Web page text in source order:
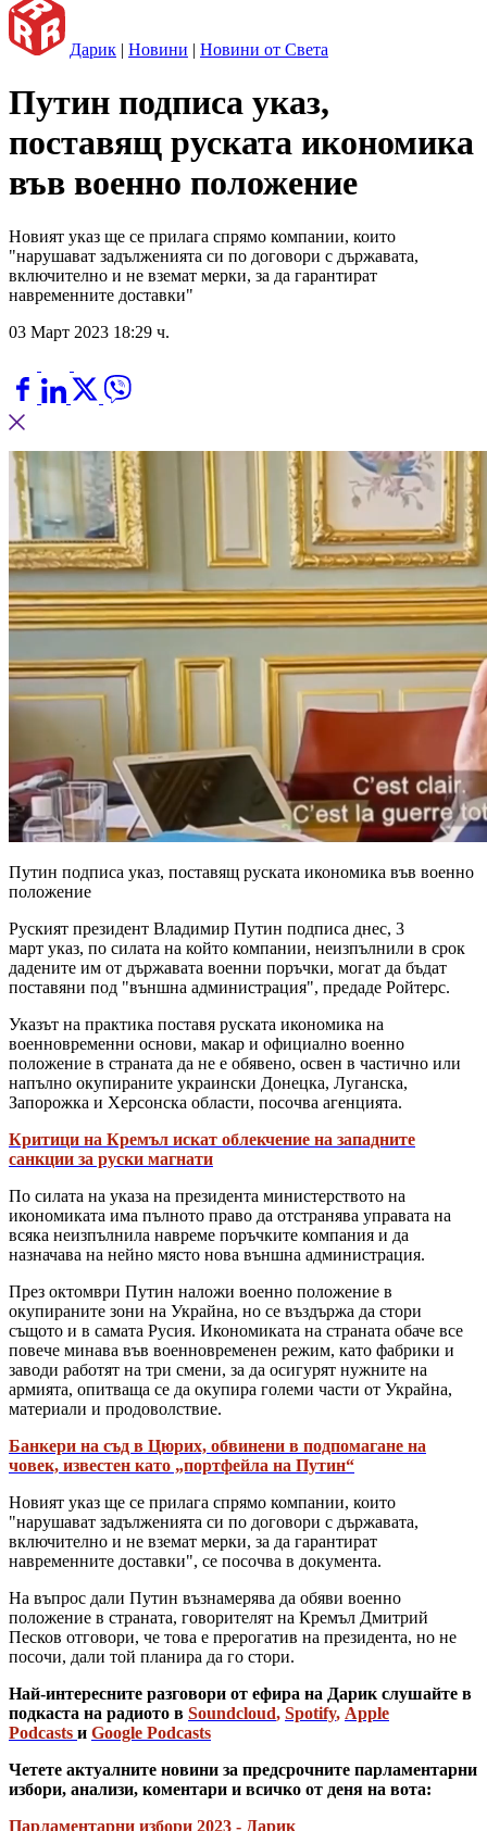
Дарик | Новини | Новини от Света
Путин подписа указ,
поставящ руската икономика
във военно положение
Новият указ ще се прилага спрямо компании, които
"нарушават задълженията си по договори с държавата,
включително и не вземат мерки, за да гарантират
навременните доставки"
03 Март 2023 18:29 ч.
Путин подписа указ, поставящ руската икономика във военно
положение
Руският президент Владимир Путин подписа днес, 3
март указ, по силата на който компании, неизпълнили в срок
дадените им от държавата военни поръчки, могат да бъдат
поставяни под "външна администрация", предаде Ройтерс.
Указът на практика поставя руската икономика на
военновременни основи, макар и официално военно
положение в страната да не е обявено, освен в частично или
напълно окупираните украински Донецка, Луганска,
Запорожка и Херсонска области, посочва агенцията.
Критици на Кремъл искат облекчение на западните
санкции за руски магнати
По силата на указа на президента министерството на
икономиката има пълното право да отстранява управата на
всяка неизпълнила навреме поръчките компания и да
назначава на нейно място нова външна администрация.
През октомври Путин наложи военно положение в
окупираните зони на Украйна, но се въздържа да стори
същото и в самата Русия. Икономиката на страната обаче все
повече минава във военновременен режим, като фабрики и
заводи работят на три смени, за да осигурят нужните на
армията, опитваща се да окупира големи части от Украйна,
материали и продоволствие.
Банкери на съд в Цюрих, обвинени в подпомагане на
човек, известен като „портфейла на Путин“
Новият указ ще се прилага спрямо компании, които
"нарушават задълженията си по договори с държавата,
включително и не вземат мерки, за да гарантират
навременните доставки", се посочва в документа.
На въпрос дали Путин възнамерява да обяви военно
положение в страната, говорителят на Кремъл Дмитрий
Песков отговори, че това е прерогатив на президента, но не
посочи, дали той планира да го стори.
Най-интересните разговори от ефира на Дарик слушайте в
подкаста на радиото в Soundcloud, Spotify, Apple
Podcasts и Google Podcasts
Четете актуалните новини за предсрочните парламентарни
избори, анализи, коментари и всичко от деня на вота:
Парламентарни избори 2023 - Дарик